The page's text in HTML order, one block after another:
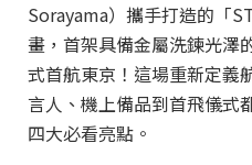
Sorayama）攜手打造的「
畫，首架具備金屬洗鍊光澤
式首航東京！這場重新定義
言人、機上備品到首飛儀式
四大必看亮點。